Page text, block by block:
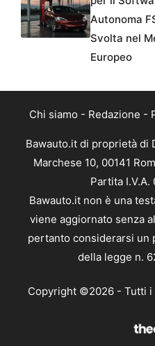
Autonoma
Svolta nel
Europeo
Chi siamo - Redazione -
Bawauto.it di proprietà di
Marchese 10, 00141
Partita
Bawauto.it non è una
viene aggiornato senza
pertanto considerarsi un
della legge n.
Copyright ©2026 - Tutti